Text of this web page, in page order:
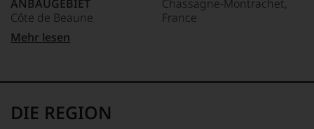
auch
und
gerade
mit
Medaillen
Weinjournalisten
ANBAUGEBIET
Côte de Beaune
APPELLATION
REBSORTEN
Chassagne-Montrachet,
France
FLASCHENGRÖSSE
Mehr lesen
DIE REGION